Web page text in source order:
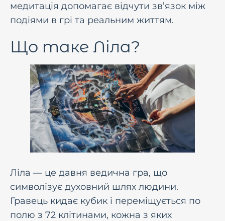
медитація допомагає відчути зв’язок між
подіями в грі та реальним життям.
Що таке Ліла?
Ліла — це давня ведична гра, що
символізує духовний шлях людини.
Гравець кидає кубик і переміщується по
полю з 72 клітинами, кожна з яких